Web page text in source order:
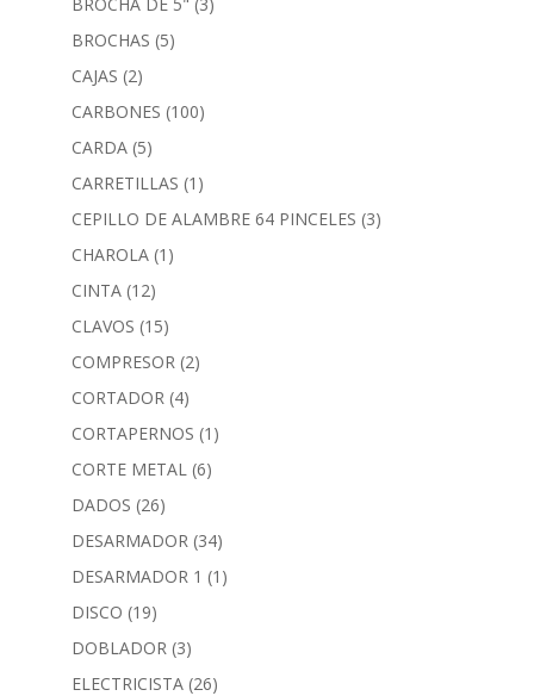
BROCHAS (5)
CAJAS (2)
CARBONES (100)
CARDA (5)
CARRETILLAS (1)
CEPILLO DE ALAMBRE 64 PINCELES (3)
CHAROLA (1)
CINTA (12)
CLAVOS (15)
COMPRESOR (2)
CORTADOR (4)
CORTAPERNOS (1)
CORTE METAL (6)
DADOS (26)
DESARMADOR (34)
DESARMADOR 1 (1)
DISCO (19)
DOBLADOR (3)
ELECTRICISTA (26)